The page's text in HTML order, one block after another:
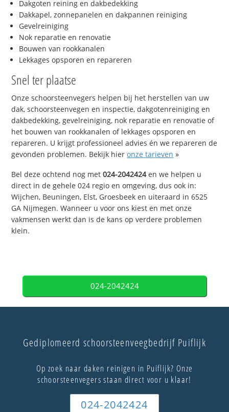
Dakgoten reining en dakbedekking
Dakkapel, zonnepanelen en dakpannen reiniging
Gevelreiniging
Nok reparatie en renovatie
Bouwen van rookkanalen
Lekkages opsporen en repareren
Snel ter plaatse
Onze schoorsteenvegers helpen bij het herstellen van uw
dak, schoorsteenvegen en inspectie, dakgotenreiniging en
dakbedekking, gevelreiniging, nok reparatie en renovatie of
het bouwen van rookkanalen of lekkages opsporen en
repareren. U krijgt professioneel advies én we repareren de
gevonden problemen. Bekijk hieronze tarieven »
Bel deze ochtend nog met024-2042424en we helpen u
direct in de gehele 024 regio en omgeving, dus ook in:
Wijchen, Beuningen, Elst, Groesbeek en uiteraard in 6525
GA Nijmegen. Wanneer u voor ons kiest en met onze
vakmensen werkt dan is de kans op verdere problemen
klein.
024-2042424
Gediplomeerd schoorsteenveegbedrijf Puiflijk
Op zoek naar daken reinigen in Puiflijk? Onze
schoorsteenvegers staan direct voor u klaar!
024-2042424